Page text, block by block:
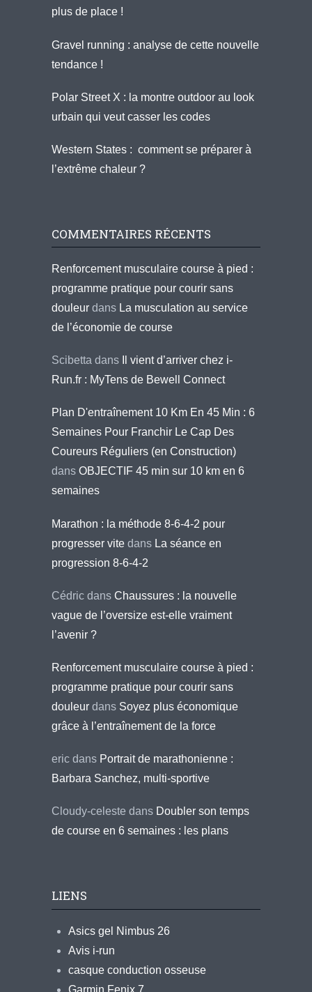
plus de place !
Gravel running : analyse de cette nouvelle
tendance !
Polar Street X : la montre outdoor au look
urbain qui veut casser les codes
Western States : comment se préparer à
l’extrême chaleur ?
COMMENTAIRES RÉCENTS
Renforcement musculaire course à pied :
programme pratique pour courir sans
douleur dans La musculation au service
de l’économie de course
Scibetta dans
Il vient d’arriver chez i-
Run.fr : MyTens de Bewell Connect
Plan D'entraînement 10 Km En 45 Min : 6
Semaines Pour Franchir Le Cap Des
Coureurs Réguliers (en Construction)
dans OBJECTIF 45 min sur 10 km en 6
semaines
Marathon : la méthode 8-6-4-2 pour
progresser vite dans La séance en
progression 8-6-4-2
Cédric dans Chaussures : la nouvelle
vague de l’oversize est-elle vraiment
l’avenir ?
Renforcement musculaire course à pied :
programme pratique pour courir sans
douleur dans Soyez plus économique
grâce à l’entraînement de la force
eric dans Portrait de marathonienne :
Barbara Sanchez, multi-sportive
Cloudy-celeste dans Doubler son temps
de course en 6 semaines : les plans
LIENS
Asics gel Nimbus 26
Avis i-run
casque conduction osseuse
Garmin Fenix 7